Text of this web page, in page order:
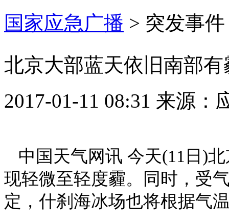
国家应急广播 > 突发事件
北京大部蓝天依旧南部
2017-01-11 08:31 来源：
中国天气网讯 今天(11日)
现轻微至轻度霾。同时，受
定，什刹海冰场也将根据气